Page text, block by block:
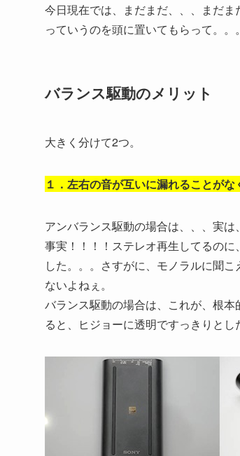
今日現在では、まだまだ、、、まだ
っていうのを頭に置いてもらって。。。
バランス駆動のメリット
大きく分けて2つ。
１．左右の音が互いに漏れることがな
アンバランス駆動の場合は、、、実
事実！！！！ステレオ再生してるの
した。。。さすがに、モノラルに聞
ないよねぇ。
バランス駆動の場合は、これが、根
ると、ヒジョーに透明ですっきりとし